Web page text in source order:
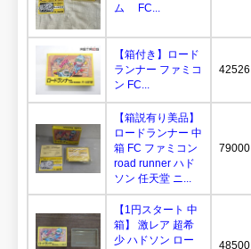
ム FC...
【箱付き】ロード
ランナー ファミコ
ン FC...
42526
【箱説有り美品】
ロードランナー 中
箱 FC ファミコン
road runner ハド
ソン 任天堂 ニ...
79000
【1円スタート 中
箱】 激レア 超希
少 ハドソン ロー
48500